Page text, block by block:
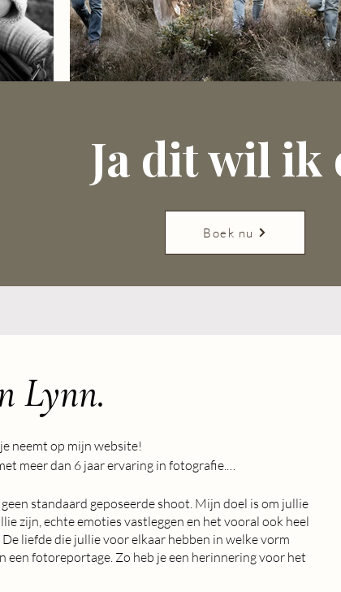
Ja dit wil ik
Boek nu
Lynn.
neemt op mijn website!
meer dan 6 jaar ervaring in fotografie.
centraal, een Bourgondiër pur sang. Samen eten,
een goed glas wijn, en tijd met familie… daar geniet
standaard geposeerde shoot. Mijn doel is om jullie
zijn, echte emoties vastleggen en het vooral ook heel
De liefde die jullie voor elkaar hebben in welke vorm
een fotoreportage. Zo heb je een herinnering voor het